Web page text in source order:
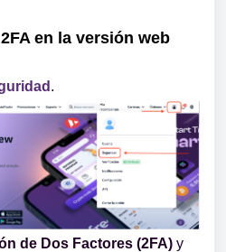
en la versión web
.
de Dos Factores (2FA) y